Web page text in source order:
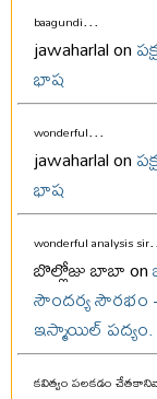
baagundi...
jawaharlal on
భాష
wonderful...
jawaharlal on
భాష
wonderful analysis sir
బొల్లోజు బాబా on
సౌందర్య సౌరభం
ఇస్మాయిల్ పద్యం.
కవిత్వం పలకడం